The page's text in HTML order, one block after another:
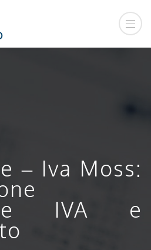
– Iva Moss:
IVA e